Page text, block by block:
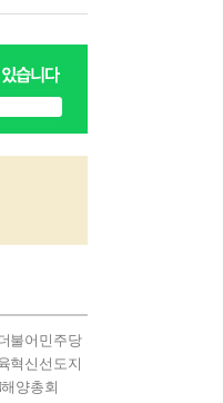
불어민주당
혁신선도지
양총회